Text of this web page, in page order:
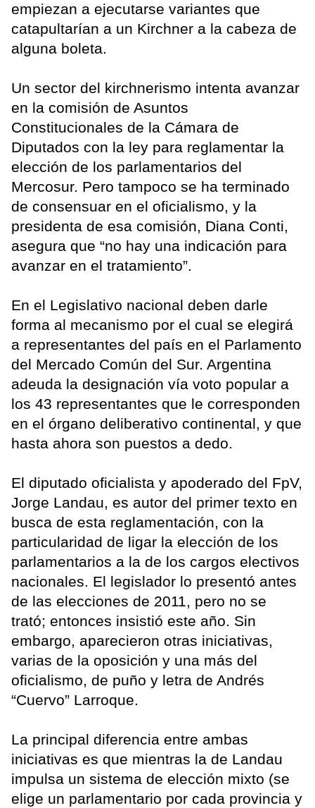
empiezan a ejecutarse variantes que
catapultarían a un Kirchner a la cabeza de
alguna boleta.
Un sector del kirchnerismo intenta avanzar
en la comisión de Asuntos
Constitucionales de la Cámara de
Diputados con la ley para reglamentar la
elección de los parlamentarios del
Mercosur. Pero tampoco se ha terminado
de consensuar en el oficialismo, y la
presidenta de esa comisión, Diana Conti,
asegura que “no hay una indicación para
avanzar en el tratamiento”.
En el Legislativo nacional deben darle
forma al mecanismo por el cual se elegirá
a representantes del país en el Parlamento
del Mercado Común del Sur. Argentina
adeuda la designación vía voto popular a
los 43 representantes que le corresponden
en el órgano deliberativo continental, y que
hasta ahora son puestos a dedo.
El diputado oficialista y apoderado del FpV,
Jorge Landau, es autor del primer texto en
busca de esta reglamentación, con la
particularidad de ligar la elección de los
parlamentarios a la de los cargos electivos
nacionales. El legislador lo presentó antes
de las elecciones de 2011, pero no se
trató; entonces insistió este año. Sin
embargo, aparecieron otras iniciativas,
varias de la oposición y una más del
oficialismo, de puño y letra de Andrés
“Cuervo” Larroque.
La principal diferencia entre ambas
iniciativas es que mientras la de Landau
impulsa un sistema de elección mixto (se
elige un parlamentario por cada provincia y